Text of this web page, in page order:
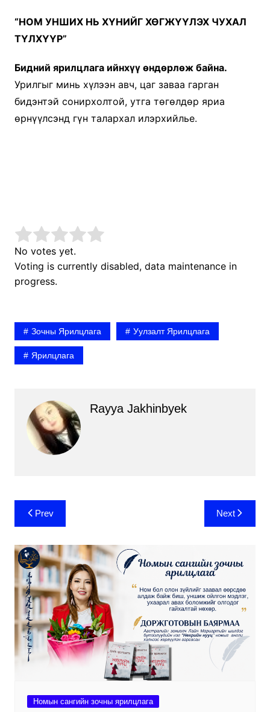
“НОМ УНШИХ НЬ ХҮНИЙГ ХӨГЖҮҮЛЭХ ЧУХАЛ
ТҮЛХҮҮР”
Бидний ярилцлага ийнхүү өндөрлөж байна.
Урилгыг минь хүлээн авч, цаг заваа гарган
бидэнтэй сонирхолтой, утга төгөлдөр яриа
өрнүүлсэнд гүн талархал илэрхийлье.
No votes yet.
Voting is currently disabled, data maintenance in
progress.
Зочны Ярилцлага Уулзалт Ярилцлага
Ярилцлага
Rayya Jakhinbyek
Post
navigation
Prev Next
Номын сангийн зочны ярилцлага